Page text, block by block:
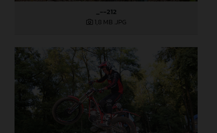
_--212
1,8 MB .JPG